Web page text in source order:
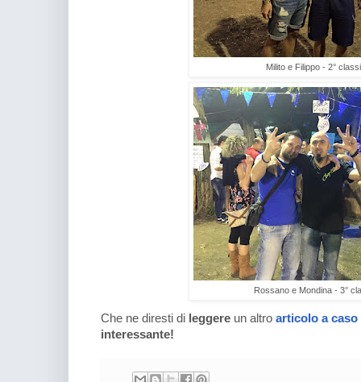
Milito e Filippo - 2°
Rossano e Mondina - 3°
Che ne diresti di leggere un altro articolo a caso
interessante!